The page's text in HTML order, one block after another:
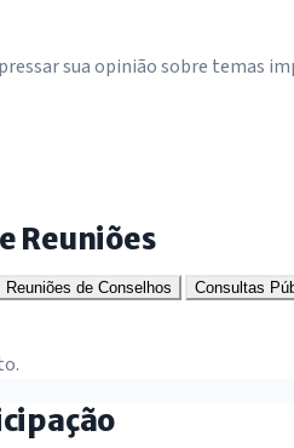
sua opinião sobre temas
Reuniões
Reuniões de Conselhos Consultas